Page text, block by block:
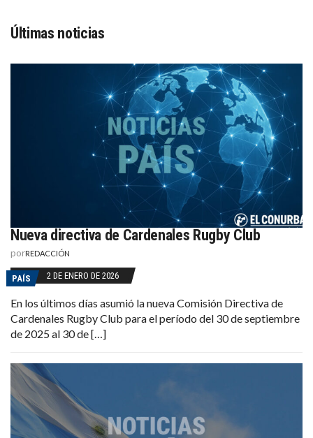
Últimas noticias
Nueva directiva de Cardenales Rugby Club
porREDACCIÓN
PAÍS 2 DE ENERO DE 2026
En los últimos días asumió la nueva Comisión Directiva de
Cardenales Rugby Club para el período del 30 de septiembre
de 2025 al 30 de […]